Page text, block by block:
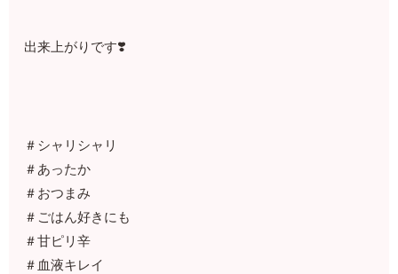
出来上がりです❣️
＃シャリシャリ
＃あったか
＃おつまみ
＃ごはん好きにも
＃甘ピリ辛
＃血液キレイ